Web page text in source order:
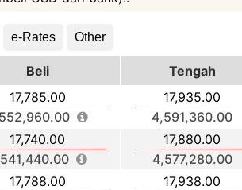
e-Rates Other
Beli
Tengah
17,785.00
17,935.00
4,591,360.00
17,740.00
17,880.00
4,577,280.00
17,788.00
17,938.00